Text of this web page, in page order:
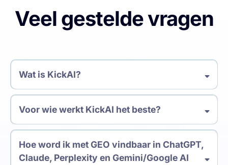
Veel gestelde vragen
Wat is KickAI?
Voor wie werkt KickAI het beste?
Hoe word ik met GEO vindbaar in ChatGPT,
Claude, Perplexity en Gemini/Google AI